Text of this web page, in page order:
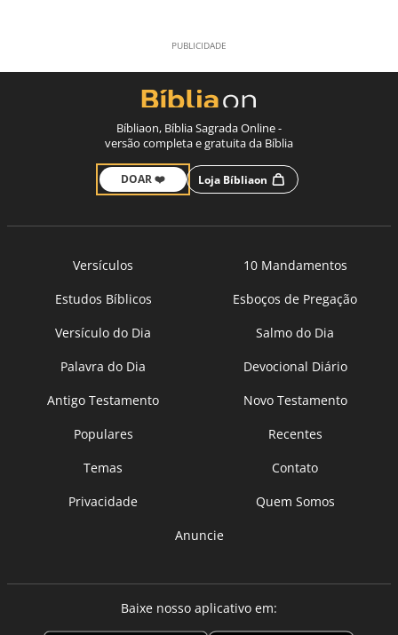
Bíbliaon, Bíblia Sagrada Online -
versão completa e gratuita da Bíblia
DOAR ❤️ Loja Bíbliaon
Versículos
10 Mandamentos
Estudos Bíblicos
Esboços de Pregação
Versículo do Dia
Salmo do Dia
Palavra do Dia
Devocional Diário
Antigo Testamento
Novo Testamento
Populares
Recentes
Temas
Contato
Privacidade
Quem Somos
Anuncie
Baixe nosso aplicativo em: